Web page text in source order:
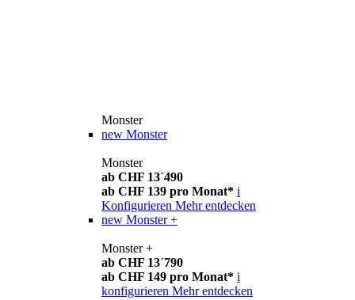
Monster
new Monster
Monster
ab CHF 13´490
ab CHF 139 pro Monat* i
Konfigurieren Mehr entdecken
new Monster +
Monster +
ab CHF 13´790
ab CHF 149 pro Monat* i
konfigurieren Mehr entdecken